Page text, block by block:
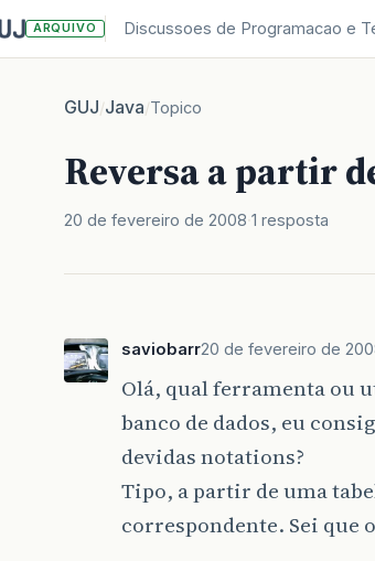
ARQUIVO Discussoes de Programacao e
GUJ/Java/Topico
Reversa a partir
20 de fevereiro de 2008 1 resposta
saviobarr20 de fevereiro de
Olá, qual ferramenta ou
banco de dados, eu
devidas notations?
Tipo, a partir de uma
correspondente. Sei que